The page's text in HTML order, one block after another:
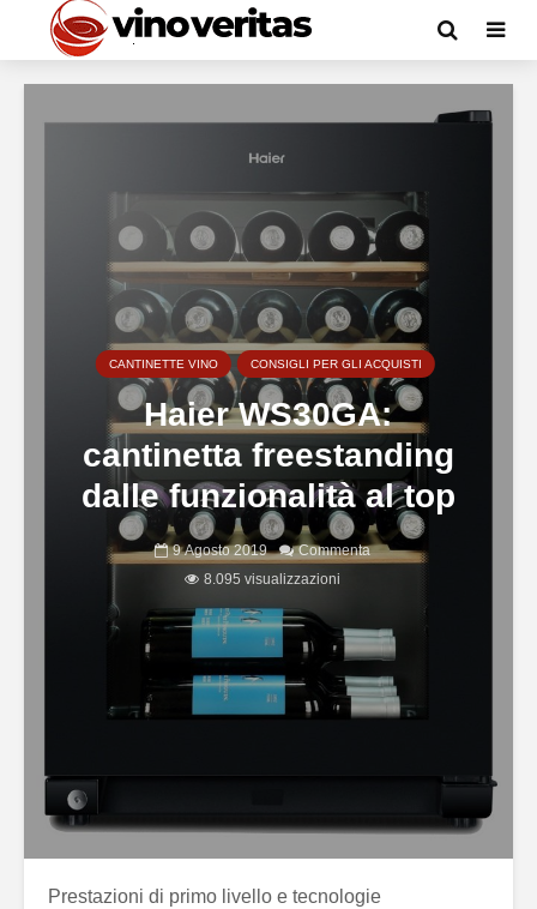
CANTINETTE VINO CONSIGLI PER GLI ACQUISTI
Haier WS30GA:
cantinetta freestanding
dalle funzionalità al top
9 Agosto 2019
Commenta
8.095 visualizzazioni
Prestazioni di primo livello e tecnologie